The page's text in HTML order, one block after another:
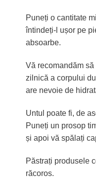
Puneți o cantitate
întindeți-l ușor pe
absoarbe.
Vă recomandăm
zilnică a corpului
are nevoie de
Untul poate fi, de
Puneți un prosop
și apoi vă spălați
Păstrați produsele
răcoros.